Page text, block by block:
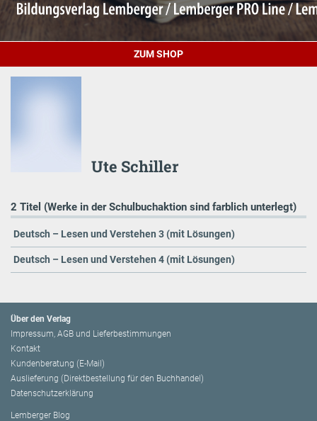
ZUM SHOP
Ute Schiller
2 Titel (Werke in der Schulbuchaktion sind farblich unterlegt)
Deutsch – Lesen und Verstehen 3 (mit Lösungen)
Deutsch – Lesen und Verstehen 4 (mit Lösungen)
Über den Verlag
Impressum, AGB und Lieferbestimmungen
Kontakt
Kundenberatung (E-Mail)
Auslieferung (Direktbestellung für den Buchhandel)
Datenschutzerklärung
Lemberger Blog